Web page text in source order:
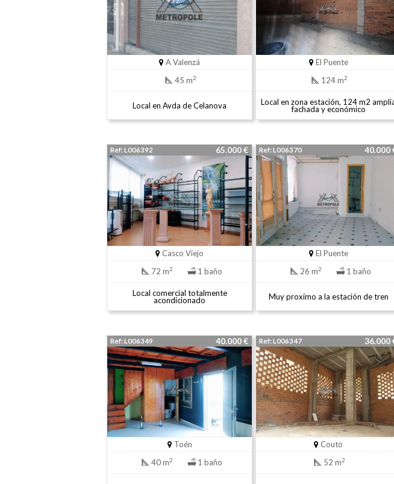
A Valenzá
45 m2
Local en Avda de Celanova
El Puente
124 m2
Local en zona estación, 124 m2
fachada y económico
Ref: L006392 65.000 €
Casco Viejo
72 m2 1 baño
Local comercial totalmente
acondicionado
Ref: L006370 40.000
El Puente
26 m2 1 baño
Muy proximo a la estación de tren
Ref: L006349 40.000 €
Toén
40 m2 1 baño
Ref: L006347 36.000
Couto
52 m2